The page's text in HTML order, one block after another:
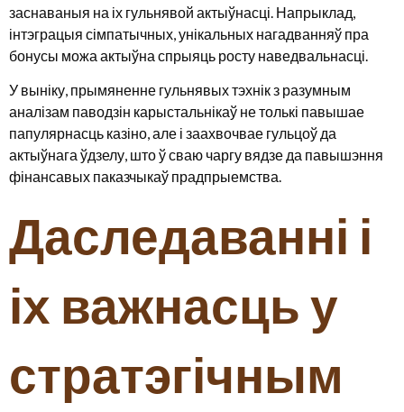
заснаваныя на іх гульнявой актыўнасці. Напрыклад,
інтэграцыя сімпатычных, унікальных нагадванняў пра
бонусы можа актыўна спрыяць росту наведвальнасці.
У выніку, прымяненне гульнявых тэхнік з разумным
аналізам паводзін карыстальнікаў не толькі павышае
папулярнасць казіно, але і заахвочвае гульцоў да
актыўнага ўдзелу, што ў сваю чаргу вядзе да павышэння
фінансавых паказчыкаў прадпрыемства.
Даследаванні і
іх важнасць у
стратэгічным